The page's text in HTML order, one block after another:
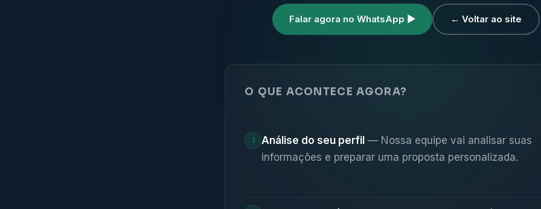
Falar agora no WhatsApp ▶ ← Voltar ao site
O QUE ACONTECE AGORA?
1 Análise do seu perfil — Nossa equipe vai analisar suas
informações e preparar uma proposta personalizada.